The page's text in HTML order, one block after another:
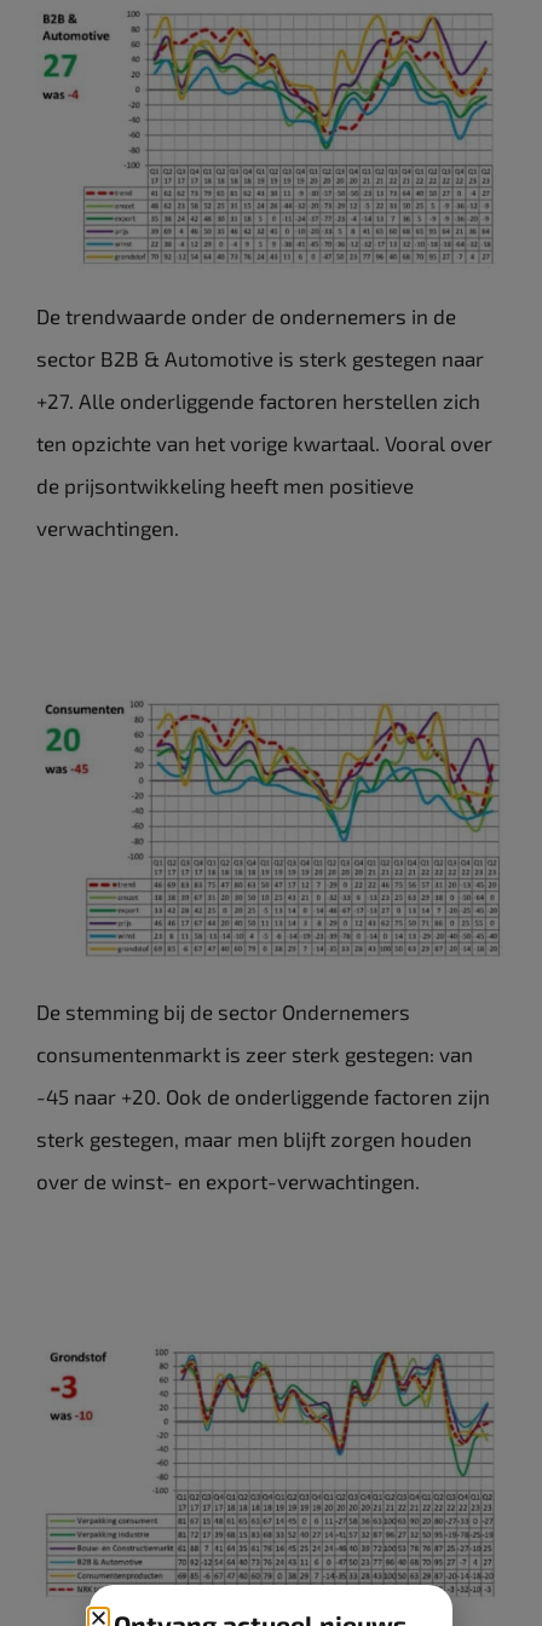
De trendwaarde onder de ondernemers in de
sector B2B & Automotive is sterk gestegen naar
+27. Alle onderliggende factoren herstellen zich
ten opzichte van het vorige kwartaal. Vooral over
de prijsontwikkeling heeft men positieve
verwachtingen.
De stemming bij de sector Ondernemers
consumentenmarkt is zeer sterk gestegen: van
-45 naar +20. Ook de onderliggende factoren zijn
sterk gestegen, maar men blijft zorgen houden
over de winst- en export-verwachtingen.